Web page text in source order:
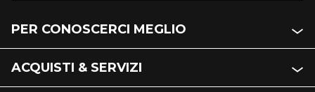
PER CONOSCERCI MEGLIO
ACQUISTI & SERVIZI